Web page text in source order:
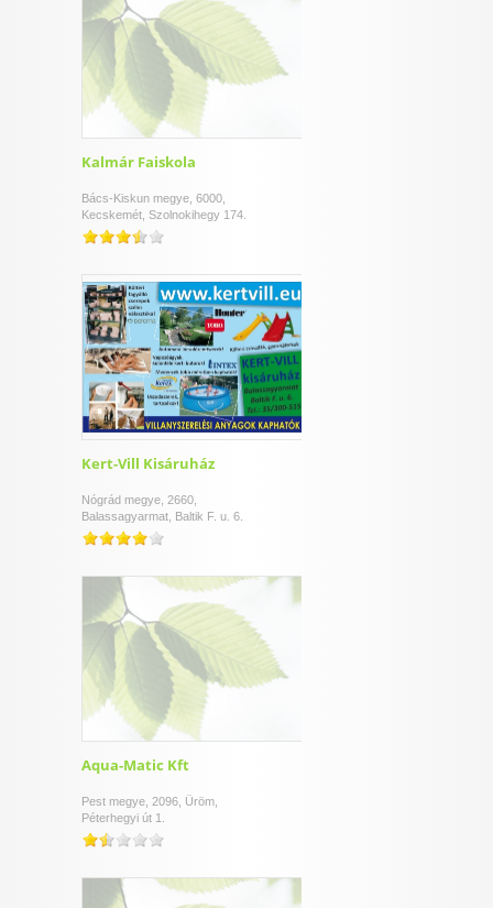
Kalmár Faiskola
Bács-Kiskun megye, 6000,
Kecskemét, Szolnokihegy 174.
Kert-Vill Kisáruház
Nógrád megye, 2660,
Balassagyarmat, Baltik F. u. 6.
Aqua-Matic Kft
Pest megye, 2096, Üröm,
Péterhegyi út 1.